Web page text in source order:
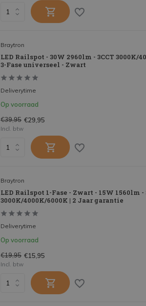
Braytron
LED Railspot - 30W 2960lm - 3CCT 3000K/
3-Fase universeel - Zwart
Deliverytime
Op voorraad
€39,95 €29,95
Incl. btw
Braytron
LED Railspot 1-Fase - Zwart - 15W 1560lm -
3000K/4000K/6000K | 2 Jaar garantie
Deliverytime
Op voorraad
€19,95 €15,95
Incl. btw